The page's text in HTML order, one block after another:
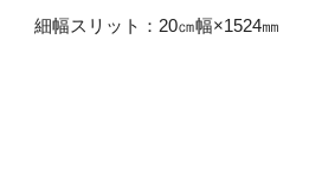
細幅スリット：20㎝幅×1524㎜